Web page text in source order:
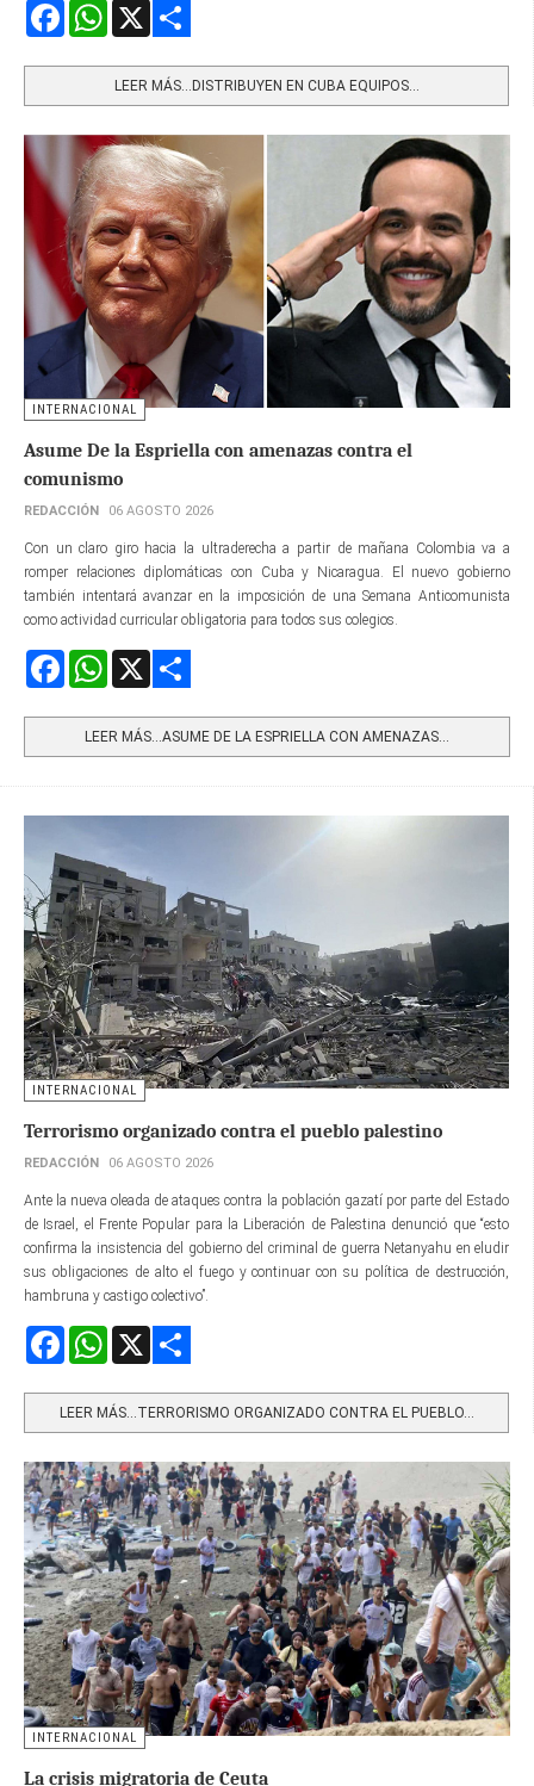
FacebookWhatsApp
LEER MÁS…DISTRIBUYEN EN CUBA EQUIPOS...
INTERNACIONAL
Asume De la Espriella con amenazas contra el
comunismo
REDACCIÓN 06 AGOSTO 2026
Con un claro giro hacia la ultraderecha a partir de mañana Colombia va a
romper relaciones diplomáticas con Cuba y Nicaragua. El nuevo gobierno
también intentará avanzar en la imposición de una Semana Anticomunista
como actividad curricular obligatoria para todos sus colegios.
FacebookWhatsApp
LEER MÁS…ASUME DE LA ESPRIELLA CON AMENAZAS...
INTERNACIONAL
Terrorismo organizado contra el pueblo palestino
REDACCIÓN 06 AGOSTO 2026
Ante la nueva oleada de ataques contra la población gazatí por parte del Estado
de Israel, el Frente Popular para la Liberación de Palestina denunció que “esto
confirma la insistencia del gobierno del criminal de guerra Netanyahu en eludir
sus obligaciones de alto el fuego y continuar con su política de destrucción,
hambruna y castigo colectivo”.
FacebookWhatsApp
LEER MÁS…TERRORISMO ORGANIZADO CONTRA EL PUEBLO...
INTERNACIONAL
La crisis migratoria de Ceuta